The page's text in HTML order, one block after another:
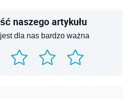
naszego artykułu
dla nas bardzo ważna